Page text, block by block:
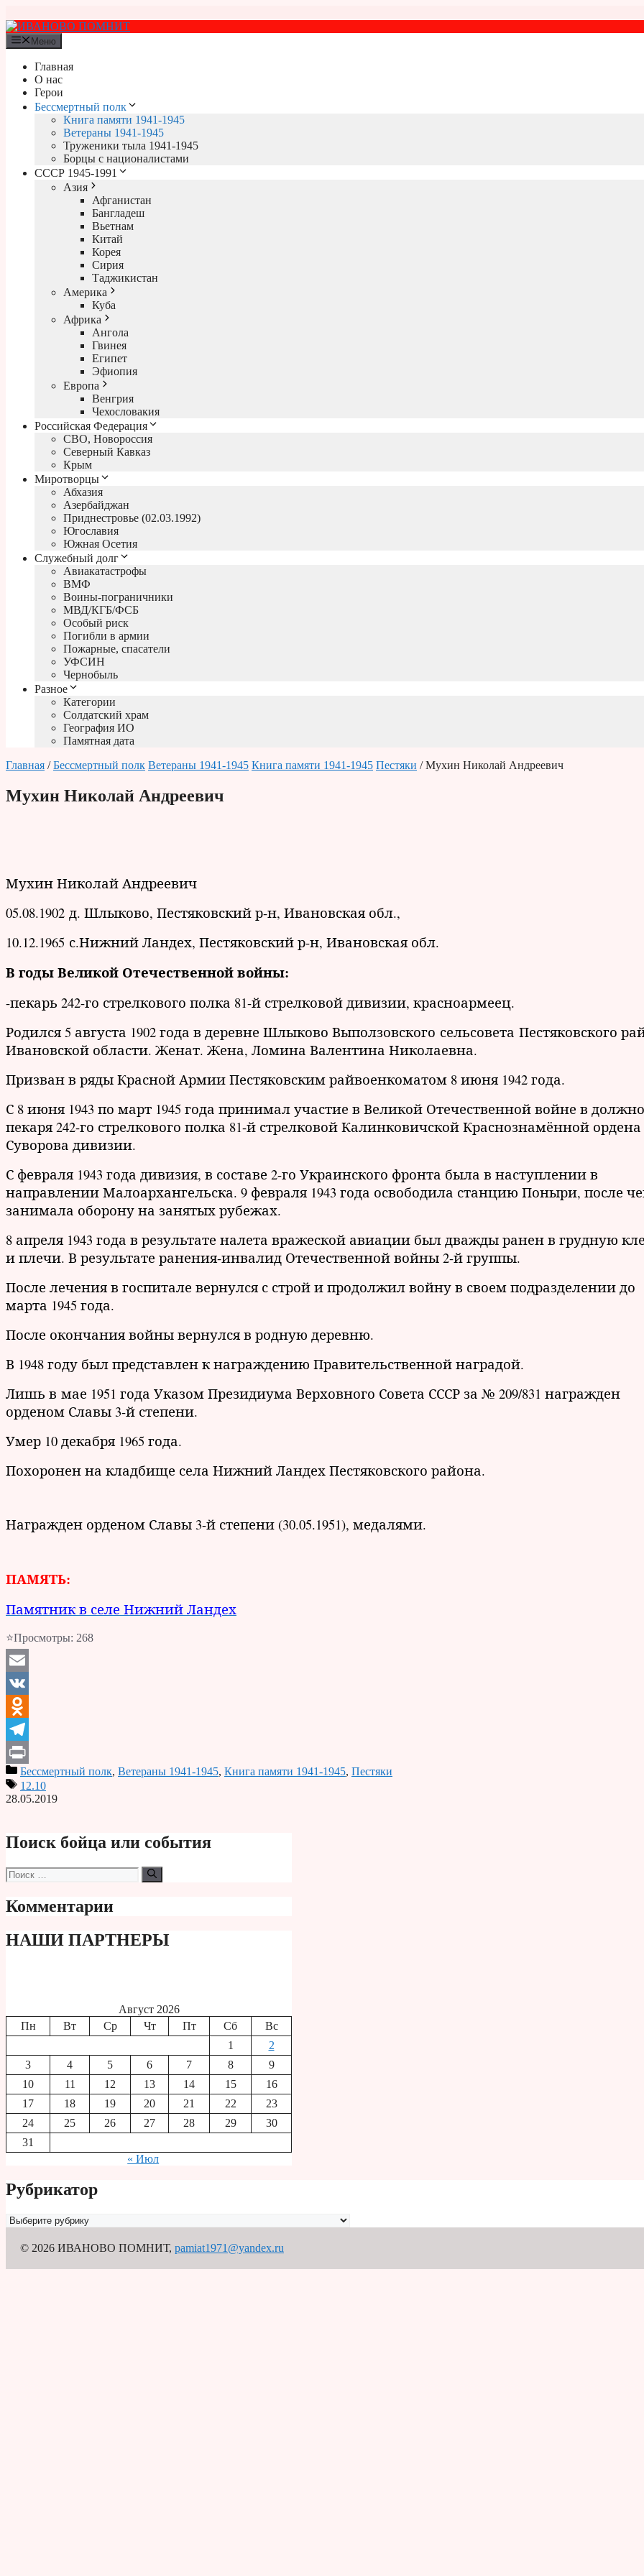
к
содержимому
Меню
Главная
О нас
Герои
Бессмертный полк
Книга памяти 1941-1945
Ветераны 1941-1945
Труженики тыла 1941-1945
Борцы с националистами
СССР 1945-1991
Азия
Афганистан
Бангладеш
Вьетнам
Китай
Корея
Сирия
Таджикистан
Америка
Куба
Африка
Ангола
Гвинея
Египет
Эфиопия
Европа
Венгрия
Чехословакия
Российская Федерация
СВО, Новороссия
Северный Кавказ
Крым
Миротворцы
Абхазия
Азербайджан
Приднестровье (02.03.1992)
Югославия
Южная Осетия
Служебный долг
Авиакатастрофы
ВМФ
Воины-пограничники
МВД/КГБ/ФСБ
Особый риск
Погибли в армии
Пожарные, спасатели
УФСИН
Чернобыль
Разное
Категории
Солдатский храм
География ИО
Памятная дата
Главная /Бессмертный полк Ветераны 1941-1945 Книга памяти 1941-1945 Пестяки / Мухин Николай Андреевич
Мухин Николай Андреевич
Мухин Николай Андреевич
05.08.1902 д. Шлыково, Пестяковский р-н, Ивановская обл.,
10.12.1965 с.Нижний Ландех, Пестяковский р-н, Ивановская обл.
В годы Великой Отечественной войны:
-пекарь 242-го стрелкового полка 81-й стрелковой дивизии, красноармеец.
Родился 5 августа 1902 года в деревне Шлыково Выползовского сельсовета Пестяковского
Ивановской области. Женат. Жена, Ломина Валентина Николаевна.
Призван в ряды Красной Армии Пестяковским райвоенкоматом 8 июня 1942 года.
С 8 июня 1943 по март 1945 года принимал участие в Великой Отечественной войне в
пекаря 242-го стрелкового полка 81-й стрелковой Калинковичской Краснознамённой ордена
Суворова дивизии.
С февраля 1943 года дивизия, в составе 2-го Украинского фронта была в наступлении в
направлении Малоархангельска. 9 февраля 1943 года освободила станцию Поныри, после
занимала оборону на занятых рубежах.
8 апреля 1943 года в результате налета вражеской авиации был дважды ранен в грудную
и плечи. В результате ранения-инвалид Отечественной войны 2-й группы.
После лечения в госпитале вернулся с строй и продолжил войну в своем подразделении до
марта 1945 года.
После окончания войны вернулся в родную деревню.
В 1948 году был представлен к награждению Правительственной наградой.
Лишь в мае 1951 года Указом Президиума Верховного Совета СССР за № 209/831 награжден
орденом Славы 3-й степени.
Умер 10 декабря 1965 года.
Похоронен на кладбище села Нижний Ландех Пестяковского района.
Награжден орденом Славы 3-й степени (30.05.1951), медалями.
ПАМЯТЬ:
Памятник в селе Нижний Ландех
⭐Просмотры: 268
Email
VK
Odnoklassniki
Telegram
PrintБессмертный полк, Ветераны 1941-1945, Книга памяти 1941-1945, Пестяки
12.10
28.05.2019
Поиск бойца или события
Поиск:
Комментарии
НАШИ ПАРТНЕРЫ
Август 2026
Пн
Вт Ср Чт Пт Сб
Вс
1
2
3
4 5 6 7 8
9
10
11 12 13 14 15
16
17
18 19 20 21 22
23
24
25 26 27 28 29
30
31
« Июл
Рубрикатор
Рубрикатор
© 2026 ИВАНОВО ПОМНИТ, pamiat1971@yandex.ru